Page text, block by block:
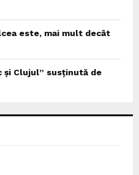
este, mai mult decât
și Clujul” susținută de